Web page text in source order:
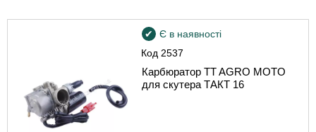
Код 2537
Є в наявності
Карбюратор TT AGRO MOTO
для скутера ТАКТ 16